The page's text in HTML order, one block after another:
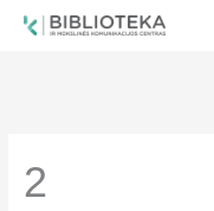
2